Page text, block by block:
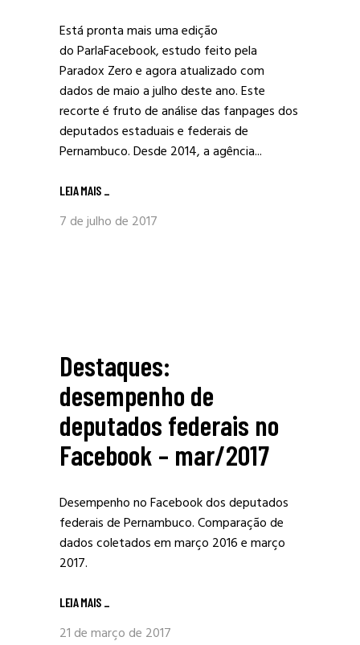
Está pronta mais uma edição
do ParlaFacebook, estudo feito pela
Paradox Zero e agora atualizado com
dados de maio a julho deste ano. Este
recorte é fruto de análise das fanpages dos
deputados estaduais e federais de
Pernambuco. Desde 2014, a agência...
LEIA MAIS _
7 de julho de 2017
Destaques:
desempenho de
deputados federais no
Facebook – mar/2017
Desempenho no Facebook dos deputados
federais de Pernambuco. Comparação de
dados coletados em março 2016 e março
2017.
LEIA MAIS _
21 de março de 2017